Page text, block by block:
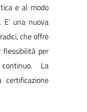
e al modo
una nuova
che offre
per
La